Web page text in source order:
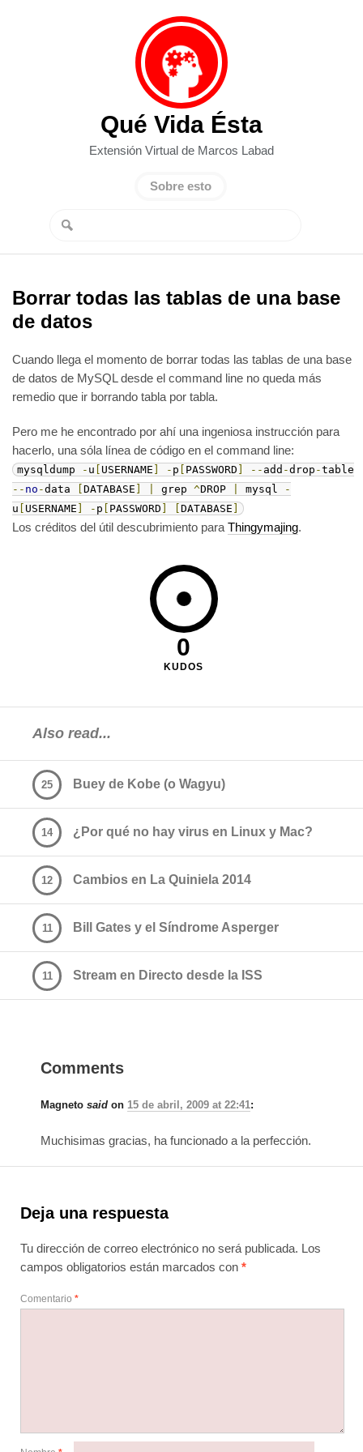
Qué Vida Ésta
Extensión Virtual de Marcos Labad
Sobre esto
Borrar todas las tablas de una base
de datos
Cuando llega el momento de borrar todas las tablas de una base
de datos de MySQL desde el command line no queda más
remedio que ir borrando tabla por tabla.
Pero me he encontrado por ahí una ingeniosa instrucción para
hacerlo, una sóla línea de código en el command line:
mysqldump - u USERNAME - p PASSWORD -- add -drop -table
-- no -data DATABASE grep ^DROP mysql
-
u
USERNAME - p PASSWORD DATABASE
Los créditos del útil descubrimiento para Thingymajing.
0
KUDOS
Also read...
Buey de Kobe (o Wagyu)
25
¿Por qué no hay virus en Linux y Mac?
14
Cambios en La Quiniela 2014
12
Bill Gates y el Síndrome Asperger
11
Stream en Directo desde la ISS
11
Comments
Magneto said on 15 de abril, 2009 at 22:41:
Muchisimas gracias, ha funcionado a la perfección.
Deja una respuesta
Tu dirección de correo electrónico no será publicada. Los
campos obligatorios están marcados con *
Comentario *